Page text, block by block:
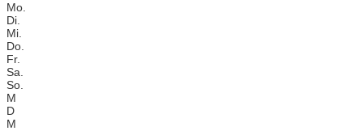
Mo.
Di.
Mi.
Do.
Fr.
Sa.
So.
M
D
M